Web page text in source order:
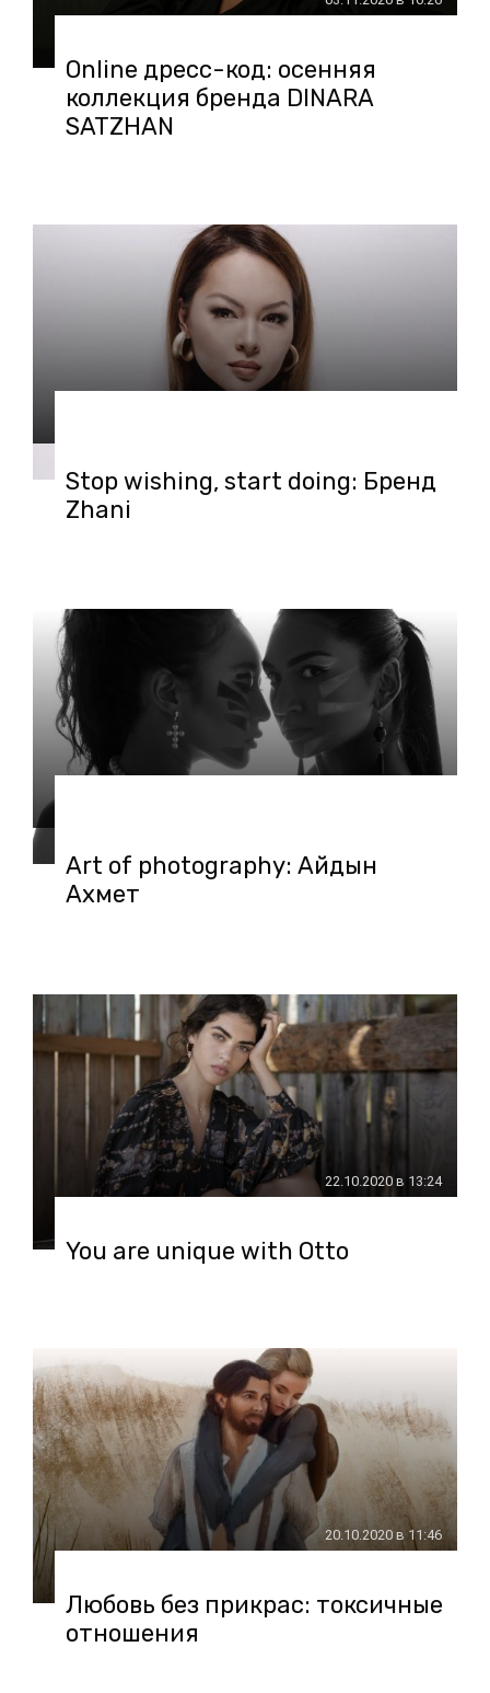
Online дресс-код: осенняя
коллекция бренда DINARA
SATZHAN
Stop wishing, start doing: Бренд
Zhani
Art of photography: Айдын
Ахмет
22.10.2020 в 13:24
You are unique with Otto
20.10.2020 в 11:46
Любовь без прикрас: токсичные
отношения